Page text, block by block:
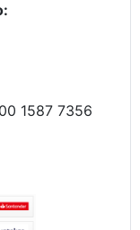
1587 7356